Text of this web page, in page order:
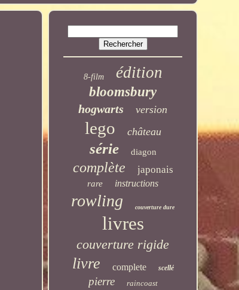
8-film édition
bloomsbury
hogwarts version
lego château
série diagon
complète japonais
rare instructions
rowling couverture dure
livres
couverture rigide
livre complete scellé
pierre raincoast